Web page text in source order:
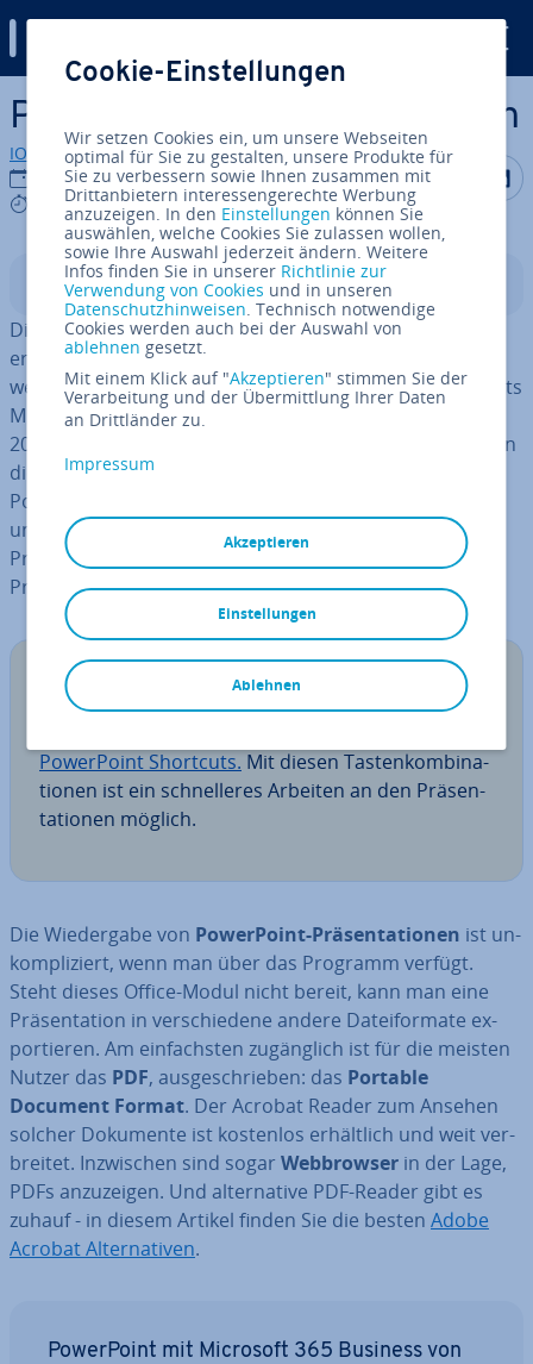
Zum Haupt­in­halt springen
Power­Point als PDF speichern
IONOS Redaktion
24.06.2020
6 mins
Auf Auf
In­halts­ver­zeich­nis
Die Prä­sen­ta­ti­ons-SoftwarePower­Point ist seit ihrer
ersten Ver­öf­fent­li­chung im Jahre 1989 ein beständig
weiter ent­wi­ckel­ter Be­stand­teil des Büro-Software-Pakets
Microsoft Office. Bei einer Markt­ana­ly­se aus dem Jahr
2010 hatte Microsoft Office mit 72 Prozent Markt­an­teil in
diesem Segment eine markt­be­herr­schen­de Position.
Power­Point an sich gibt es al­ler­dings bereits seit 1984
und es ging schon 1987 an Microsoft über. Das
Programm wird schät­zungs­wei­se für 95 Prozent aller
Prä­sen­ta­tio­nen ein­ge­setzt.
Tipp
Power­Point Shortcuts. Mit diesen Tas­ten­kom­bi­na­
tio­nen ist ein schnel­le­res Arbeiten an den Prä­sen­
ta­tio­nen möglich.
Die Wie­der­ga­be von Power­Point-Prä­sen­ta­tio­nen ist un­
kom­pli­ziert, wenn man über das Programm verfügt.
Steht dieses Office-Modul nicht bereit, kann man eine
Prä­sen­ta­ti­on in ver­schie­de­ne andere Da­tei­for­ma­te ex­
por­tie­ren. Am ein­fachs­ten zu­gäng­lich ist für die meisten
Nutzer das PDF, aus­ge­schrie­ben: das Portable
Document Format. Der Acrobat Reader zum Ansehen
solcher Dokumente ist kostenlos er­hält­lich und weit ver­
brei­tet. In­zwi­schen sind sogar Web­brow­ser in der Lage,
PDFs an­zu­zei­gen. Und al­ter­na­ti­ve PDF-Reader gibt es
zuhauf - in diesem Artikel finden Sie die besten Adobe
Acrobat Al­ter­na­ti­ven.
Power­Point mit Microsoft 365 Business von
Cookie-Einstellungen
Wir setzen Cookies ein, um unsere Webseiten
optimal für Sie zu gestalten, unsere Produkte für
Sie zu verbessern sowie Ihnen zusammen mit
Drittanbietern interessengerechte Werbung
anzuzeigen. In den Einstellungen können Sie
auswählen, welche Cookies Sie zulassen wollen,
sowie Ihre Auswahl jederzeit ändern. Weitere
Infos finden Sie in unserer Richtlinie zur
Verwendung von Cookies und in unseren
Datenschutzhinweisen. Technisch notwendige
Cookies werden auch bei der Auswahl von
ablehnen gesetzt.
Mit einem Klick auf "Akzeptieren" stimmen Sie der
Verarbeitung und der Übermittlung Ihrer Daten
an Drittländer zu.
Impressum
Akzeptieren
Ablehnen
Einstellungen